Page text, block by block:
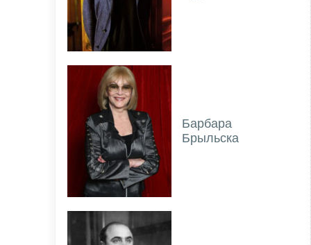
Барбара
Брыльска